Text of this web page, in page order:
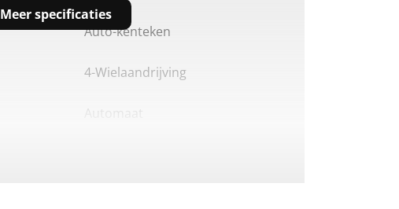
Auto-kenteken
4-Wielaandrijving
Meer specificaties